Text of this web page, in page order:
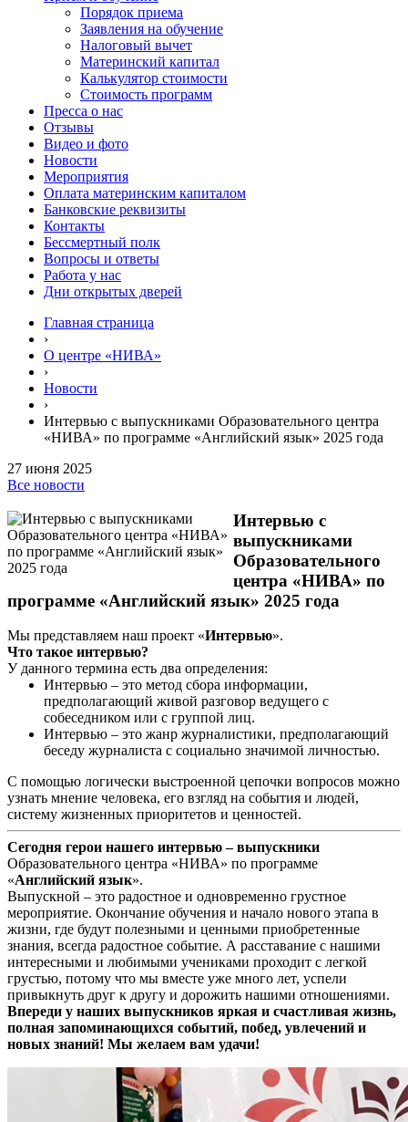
Порядок приема
Заявления на обучение
Налоговый вычет
Материнский капитал
Калькулятор стоимости
Стоимость программ
Пресса о нас
Отзывы
Видео и фото
Новости
Мероприятия
Оплата материнским капиталом
Банковские реквизиты
Контакты
Бессмертный полк
Вопросы и ответы
Работа у нас
Дни открытых дверей
Главная страница
›
О центре «НИВА»
›
Новости
›
Интервью с выпускниками Образовательного центра
«НИВА» по программе «Английский язык» 2025 года
27 июня 2025
Все новости
Интервью с
выпускниками
Образовательного
центра «НИВА» по
программе «Английский язык» 2025 года
Мы представляем наш проект «Интервью».
Что такое интервью?
У данного термина есть два определения:
Интервью – это метод сбора информации,
предполагающий живой разговор ведущего с
собеседником или с группой лиц.
Интервью – это жанр журналистики, предполагающий
беседу журналиста с социально значимой личностью.
С помощью логически выстроенной цепочки вопросов можно
узнать мнение человека, его взгляд на события и людей,
систему жизненных приоритетов и ценностей.
Сегодня герои нашего интервью – выпускники
Образовательного центра «НИВА» по программе
«Английский язык».
Выпускной – это радостное и одновременно грустное
мероприятие. Окончание обучения и начало нового этапа в
жизни, где будут полезными и ценными приобретенные
знания, всегда радостное событие. А расставание с нашими
интересными и любимыми учениками проходит с легкой
грустью, потому что мы вместе уже много лет, успели
привыкнуть друг к другу и дорожить нашими отношениями.
Впереди у наших выпускников яркая и счастливая жизнь,
полная запоминающихся событий, побед, увлечений и
новых знаний! Мы желаем вам удачи!